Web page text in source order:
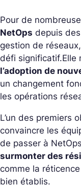
Pour de
NetOps depuis
gestion de
défi significatif.Elle
l’adoption de
un changement
les opérations
L’un des premiers
convaincre les
de passer à
surmonter des
comme la
bien établis.